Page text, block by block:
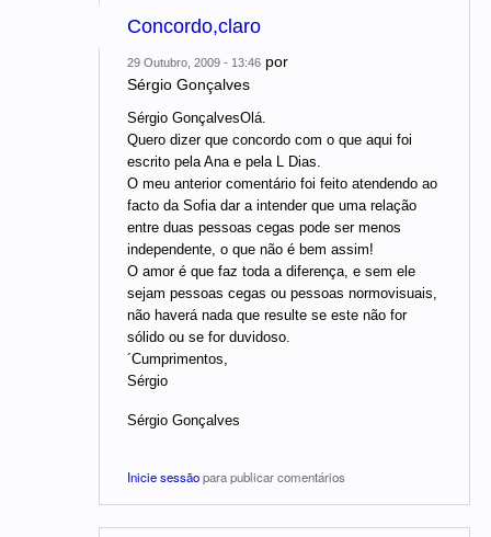
Concordo,claro
29 Outubro, 2009 - 13:46 por
Sérgio Gonçalves
Sérgio GonçalvesOlá.
Quero dizer que concordo com o que aqui foi
escrito pela Ana e pela L Dias.
O meu anterior comentário foi feito atendendo ao
facto da Sofia dar a intender que uma relação
entre duas pessoas cegas pode ser menos
independente, o que não é bem assim!
O amor é que faz toda a diferença, e sem ele
sejam pessoas cegas ou pessoas normovisuais,
não haverá nada que resulte se este não for
sólido ou se for duvidoso.
´Cumprimentos,
Sérgio
Sérgio Gonçalves
Inicie sessãopara publicar comentários